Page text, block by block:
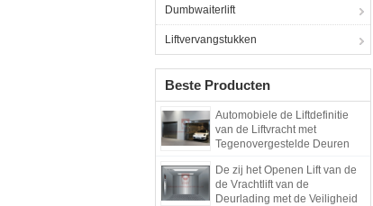
Dumbwaiterlift
Liftvervangstukken
Beste Producten
Automobiele de Liftdefinitie
van de Liftvracht met
Tegenovergestelde Deuren
De zij het Openen Lift van de
de Vrachtlift van de
Deurlading met de Veiligheid